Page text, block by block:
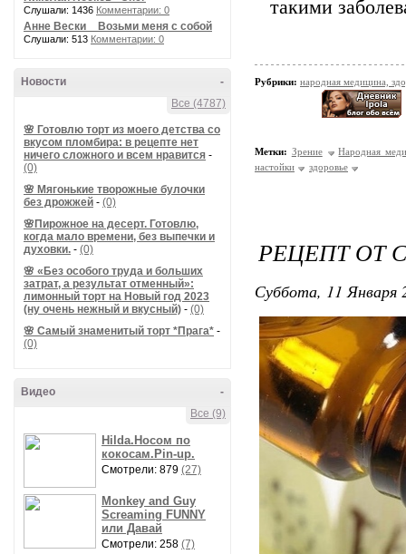
Слушали: 1436 Комментарии: 0
Анне Вески _ Возьми меня с собой
Слушали: 513 Комментарии: 0
-
Новости
Все (4787)
🌸 Готовлю торт из моего детства со
вкусом пломбира: в рецепте нет
ничего сложного и всем нравится -
(0)
🌸 Мягонькие творожные булочки
без дрожжей - (0)
🌸Пирожное на десерт. Готовлю,
когда мало времени, без выпечки и
духовки. - (0)
🌸 «Без особого труда и больших
затрат, а результат отменный»:
лимонный торт на Новый год 2023
(ну очень нежный и вкусный) - (0)
🌸 Самый знаменитый торт *Прага* -
(0)
-
Видео
Все (9)
Hilda.Носом по
кокосам.Pin-up.
Смотрели: 879 (27)
Monkey and Guy
Screaming FUNNY
или Давай
Смотрели: 258 (7)
такими
Рубрики: народная медицина,
Метки: Зрение
Народная
настойки
здоровье
РЕЦЕПТ ОТ
Суббота, 11 Января